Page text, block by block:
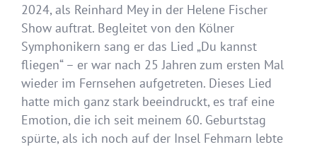
2024, als Reinhard Mey in der Helene Fischer
Show auftrat. Begleitet von den Kölner
Symphonikern sang er das Lied „Du kannst
fliegen“ – er war nach 25 Jahren zum ersten Mal
wieder im Fernsehen aufgetreten. Dieses Lied
hatte mich ganz stark beeindruckt, es traf eine
Emotion, die ich seit meinem 60. Geburtstag
spürte, als ich noch auf der Insel Fehmarn lebte